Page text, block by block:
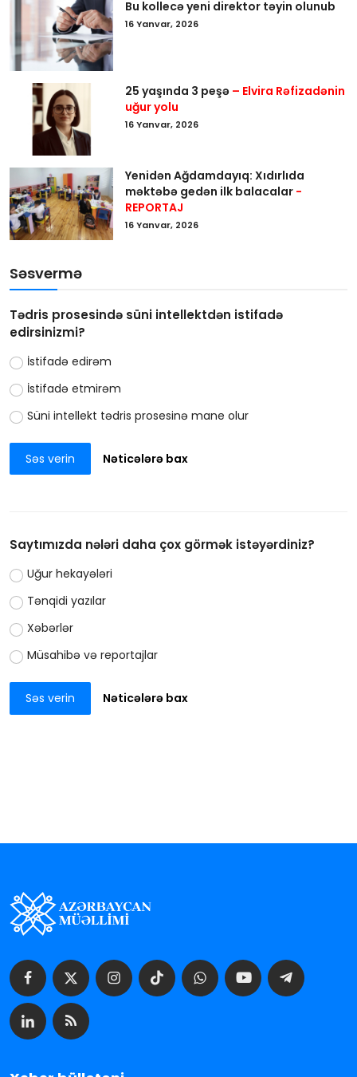
Bu kollecə yeni direktor təyin olunub
16 Yanvar, 2026
25 yaşında 3 peşə – Elvira Rəfizadənin
uğur yolu
16 Yanvar, 2026
Yenidən Ağdamdayıq: Xıdırlıda
məktəbə gedən ilk balacalar -
REPORTAJ
16 Yanvar, 2026
Səsvermə
Tədris prosesində süni intellektdən istifadə
edirsinizmi?
İstifadə edirəm
İstifadə etmirəm
Süni intellekt tədris prosesinə mane olur
Səs verin Nəticələrə bax
Saytımızda nələri daha çox görmək istəyərdiniz?
Uğur hekayələri
Tənqidi yazılar
Xəbərlər
Müsahibə və reportajlar
Səs verin Nəticələrə bax